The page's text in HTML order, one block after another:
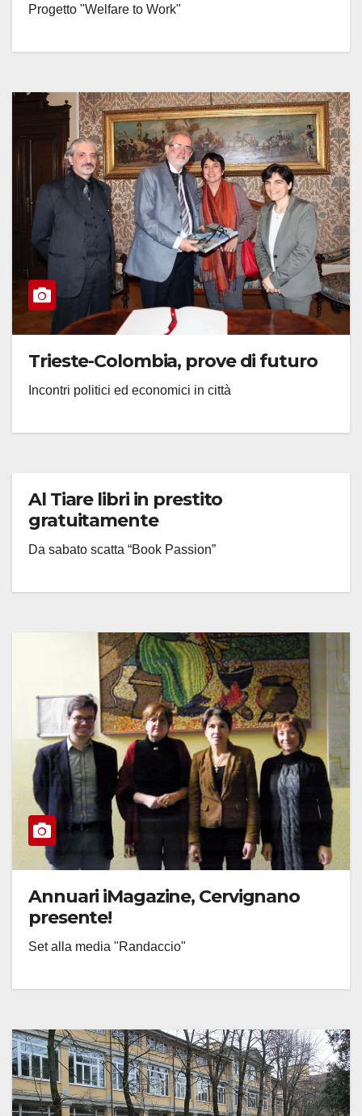
Progetto "Welfare to Work"
Trieste-Colombia, prove di futuro
Incontri politici ed economici in città
Al Tiare libri in prestito
gratuitamente
Da sabato scatta “Book Passion”
Annuari iMagazine, Cervignano
presente!
Set alla media "Randaccio"